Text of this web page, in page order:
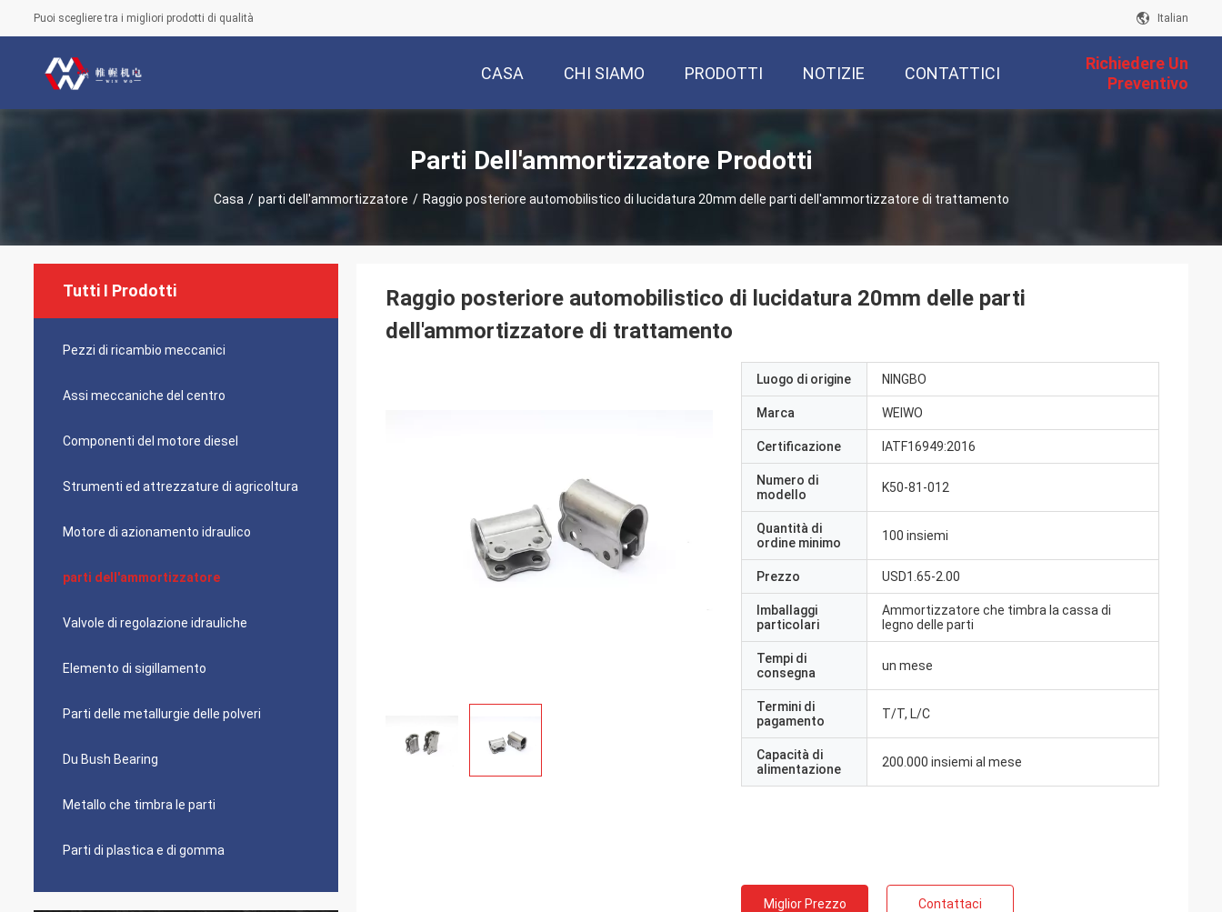
Puoi scegliere tra i migliori prodotti di qualità Italian
CASA CHI SIAMO PRODOTTI NOTIZIE CONTATTICI
Richiedere Un
Preventivo
Parti Dell'ammortizzatore Prodotti
Casa / parti dell'ammortizzatore / Raggio posteriore automobilistico di lucidatura 20mm delle parti dell'ammortizzatore di trattamento
Tutti I Prodotti
Pezzi di ricambio meccanici
Assi meccaniche del centro
Componenti del motore diesel
Strumenti ed attrezzature di agricoltura
Motore di azionamento idraulico
parti dell'ammortizzatore
Valvole di regolazione idrauliche
Elemento di sigillamento
Parti delle metallurgie delle polveri
Du Bush Bearing
Metallo che timbra le parti
Parti di plastica e di gomma
Raggio posteriore automobilistico di lucidatura 20mm delle parti
dell'ammortizzatore di trattamento
Luogo di origine NINGBO
Marca WEIWO
Certificazione IATF16949:2016
Numero di
modello
K50-81-012
Quantità di
ordine minimo
100 insiemi
Prezzo USD1.65-2.00
Imballaggi
particolari
Ammortizzatore che timbra la cassa di
legno delle parti
Tempi di
consegna
un mese
Termini di
pagamento
T/T, L/C
Capacità di
alimentazione
200.000 insiemi al mese
Miglior Prezzo Contattaci